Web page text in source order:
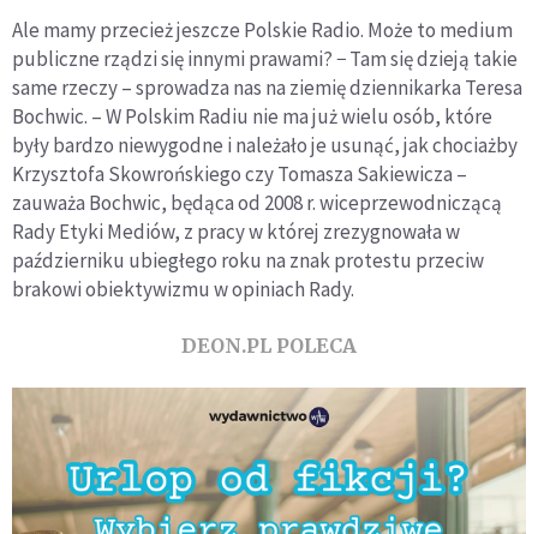
Ale mamy przecież jeszcze Polskie Radio. Może to medium
publiczne rządzi się innymi prawami? − Tam się dzieją takie
same rzeczy – sprowadza nas na ziemię dziennikarka Teresa
Bochwic. – W Polskim Radiu nie ma już wielu osób, które
były bardzo niewygodne i należało je usunąć, jak chociażby
Krzysztofa Skowrońskiego czy Tomasza Sakiewicza –
zauważa Bochwic, będąca od 2008 r. wiceprzewodniczącą
Rady Etyki Mediów, z pracy w której zrezygnowała w
październiku ubiegłego roku na znak protestu przeciw
brakowi obiektywizmu w opiniach Rady.
DEON.PL POLECA